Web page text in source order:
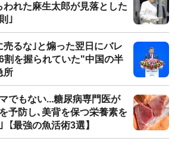
われた麻生太郎が見落とした
｣
売るな｣と煽った翌日にバレ
を握られていた"中国の半
所
でもない...糖尿病専門医が
予防し､美背を保つ栄養素を
最強の魚活術3選】